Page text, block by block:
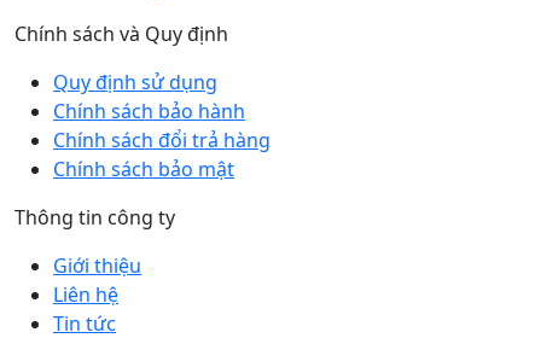
Chính sách và Quy định
Quy định sử dụng
Chính sách bảo hành
Chính sách đổi trả hàng
Chính sách bảo mật
Thông tin công ty
Giới thiệu
Liên hệ
Tin tức